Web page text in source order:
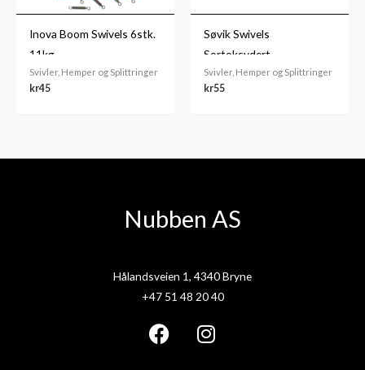
Inova Boom Swivels 6stk.
11kg
Svivler, Hemper og Splittringer
kr45
Søvik Swivels
Sortoksydert
Svivler, Hemper og Splittringer
kr55
Nubben AS
Hålandsveien 1, 4340 Bryne
+47 51 48 20 40
F
I